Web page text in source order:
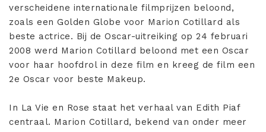
verscheidene internationale filmprijzen beloond,
zoals een Golden Globe voor Marion Cotillard als
beste actrice. Bij de Oscar-uitreiking op 24 februari
2008 werd Marion Cotillard beloond met een Oscar
voor haar hoofdrol in deze film en kreeg de film een
2e Oscar voor beste Makeup.
In La Vie en Rose staat het verhaal van Edith Piaf
centraal. Marion Cotillard, bekend van onder meer